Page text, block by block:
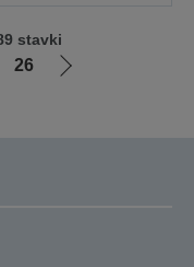
26
Idi
stavki